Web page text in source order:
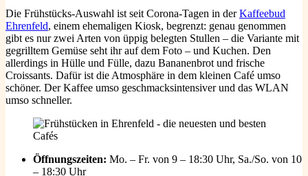
Die Frühstücks-Auswahl ist seit Corona-Tagen in derKaffeebud
Ehrenfeld, einem ehemaligen Kiosk, begrenzt: genau genommen
gibt es nur zwei Arten von üppig belegten Stullen – die Variante mit
gegrilltem Gemüse seht ihr auf dem Foto – und Kuchen. Den
allerdings in Hülle und Fülle, dazu Bananenbrot und frische
Croissants. Dafür ist die Atmosphäre in dem kleinen Café umso
schöner. Der Kaffee umso geschmacksintensiver und das WLAN
umso schneller.
Öffnungszeiten: Mo. – Fr. von 9 – 18:30 Uhr, Sa./So. von 10
– 18:30 Uhr